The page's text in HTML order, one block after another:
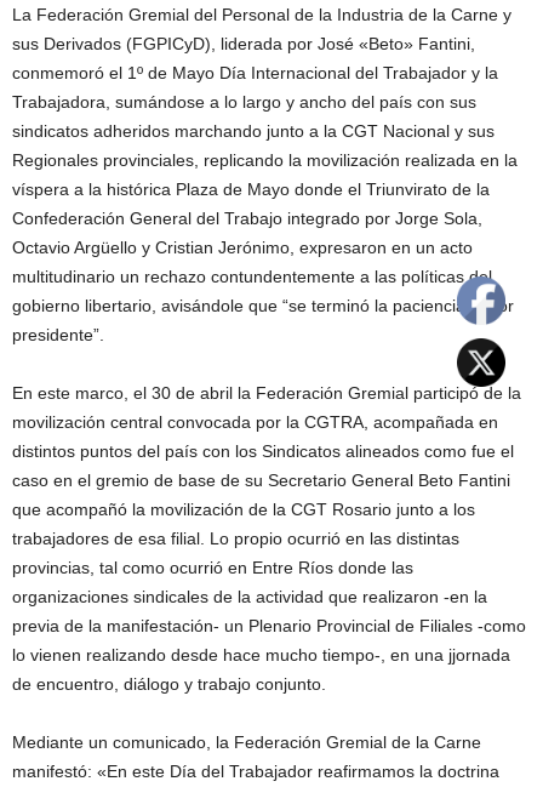
La Federación Gremial del Personal de la Industria de la Carne y
sus Derivados (FGPICyD), liderada por José «Beto» Fantini,
conmemoró el 1º de Mayo Día Internacional del Trabajador y la
Trabajadora, sumándose a lo largo y ancho del país con sus
sindicatos adheridos marchando junto a la CGT Nacional y sus
Regionales provinciales, replicando la movilización realizada en la
víspera a la histórica Plaza de Mayo donde el Triunvirato de la
Confederación General del Trabajo integrado por Jorge Sola,
Octavio Argüello y Cristian Jerónimo, expresaron en un acto
multitudinario un rechazo contundentemente a las políticas del
gobierno libertario, avisándole que “se terminó la paciencia señor
presidente”.
En este marco, el 30 de abril la Federación Gremial participó de la
movilización central convocada por la CGTRA, acompañada en
distintos puntos del país con los Sindicatos alineados como fue el
caso en el gremio de base de su Secretario General Beto Fantini
que acompañó la movilización de la CGT Rosario junto a los
trabajadores de esa filial. Lo propio ocurrió en las distintas
provincias, tal como ocurrió en Entre Ríos donde las
organizaciones sindicales de la actividad que realizaron -en la
previa de la manifestación- un Plenario Provincial de Filiales -como
lo vienen realizando desde hace mucho tiempo-, en una jjornada
de encuentro, diálogo y trabajo conjunto.
Mediante un comunicado, la Federación Gremial de la Carne
manifestó: «En este Día del Trabajador reafirmamos la doctrina